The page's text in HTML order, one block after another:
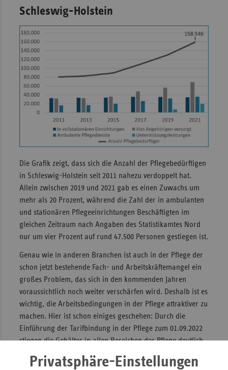
Privatsphäre-Einstellungen
Schleswig-Holstein
Die Grafik zeigt, dass sich die Anzahl der Pflegebedürftigen
in Schleswig-Holstein seit 2011 nahezu verdoppelt hat.
Allein zwischen 2019 und 2021 gab es einen Zuwachs um
mehr als 20 Prozent, während die Zahl der in ambulanten
und stationären Pflegeeinrichtungen Beschäftigten im
gleichen Zeitraum nach Angaben des Statistikamtes Nord
nur um vier Prozent auf rund 47.500 Personen gestiegen ist.
Genau wie in anderen Branchen ist auch in der Pflege der
schon jetzt bestehende Fach- und Arbeitskräftemangel ein
großes Problem, das sich in den kommenden Jahren
voraussichtlich noch weiter verschärfen wird. Deshalb ist es
wichtig, die Arbeitsbedingungen in der Pflege attraktiver zu
machen. Hier ist schon einiges geschehen: Durch die
Einführung der Tarifbindung in der Pflege zum 01.09.2022
stiegen die Gehälter in allen Bereichen der Pflege deutlich.
Personalbemessungssystem für die vollstationäre Pflege